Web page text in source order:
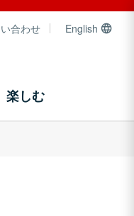
合わせ English
楽しむ